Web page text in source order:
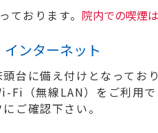
ております。 院内での喫煙
ンターネット
台に備え付けとなってお
Fi（無線LAN）をご利用で
ご確認下さい。